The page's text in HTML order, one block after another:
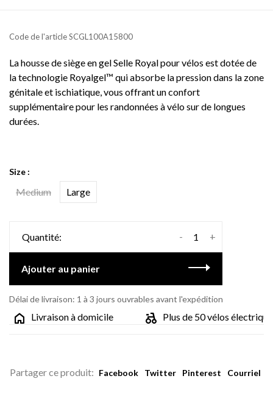
Code de l'articleSCGL100A15800
La housse de siège en gel Selle Royal pour vélos est dotée de
la technologie Royalgel™ qui absorbe la pression dans la zone
génitale et ischiatique, vous offrant un confort
supplémentaire pour les randonnées à vélo sur de longues
durées.
Size :
Medium Large
Quantité: +
-
Ajouter au panier
Délai de livraison: 1 à 3 jours ouvrables avant l'expédition
Livraison à domicile Plus de 50 vélos
Partager ce produit: Facebook Twitter Pinterest Courriel